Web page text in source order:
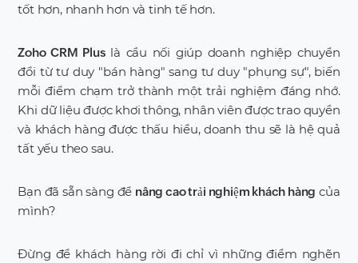
tốt hơn, nhanh hơn và tinh tế hơn.
Zoho CRM Pluslà cầu nối giúp doanh nghiệp chuyển
đổi từ tư duy "bán hàng" sang tư duy "phụng sự", biến
mỗi điểm chạm trở thành một trải nghiệm đáng nhớ.
Khi dữ liệu được khơi thông, nhân viên được trao quyền
và khách hàng được thấu hiểu, doanh thu sẽ là hệ quả
tất yếu theo sau.
Bạn đã sẵn sàng để nâng cao trải nghiệm khách hàng của
mình?
Đừng để khách hàng rời đi chỉ vì những điểm nghẽn